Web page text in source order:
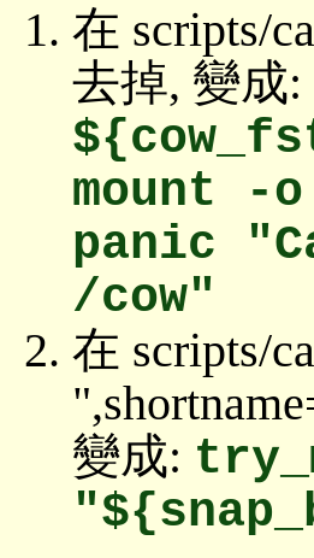
在 scripts/
去掉, 變成:
mount -
panic
/cow"
在 scripts/
變成: